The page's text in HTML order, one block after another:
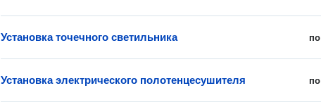
Установка точечного светильника
Установка электрического полотенцесушителя